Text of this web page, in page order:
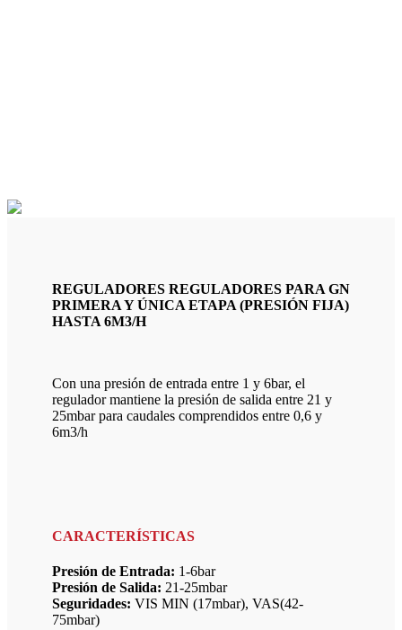
REGULADORES REGULADORES PARA GN
PRIMERA Y ÚNICA ETAPA (PRESIÓN FIJA)
HASTA 6M3/H
Con una presión de entrada entre 1 y 6bar, el
regulador mantiene la presión de salida entre 21 y
25mbar para caudales comprendidos entre 0,6 y
6m3/h
CARACTERÍSTICAS
Presión de Entrada: 1-6bar
Presión de Salida: 21-25mbar
Seguridades: VIS MIN (17mbar), VAS(42-
75mbar)